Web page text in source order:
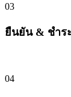
03
ยืนยัน & ชำร
04